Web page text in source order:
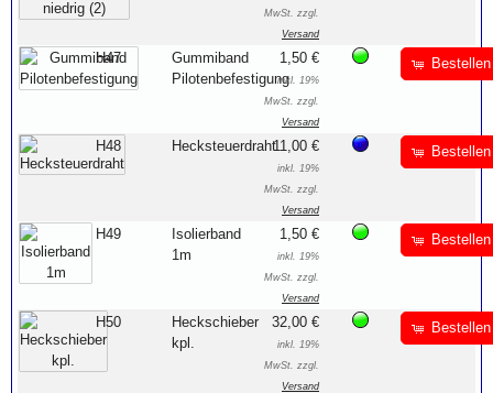
MwSt. zzgl.
Versand
H47
Gummiband
Pilotenbefestigung
1,50 €
inkl. 19%
MwSt. zzgl.
Versand
Bestellen
H48 Hecksteuerdraht11,00 €
inkl. 19%
MwSt. zzgl.
Versand
Bestellen
H49
Isolierband
1m
1,50 €
inkl. 19%
MwSt. zzgl.
Versand
Bestellen
H50
Heckschieber
kpl.
32,00 €
inkl. 19%
MwSt. zzgl.
Versand
Bestellen